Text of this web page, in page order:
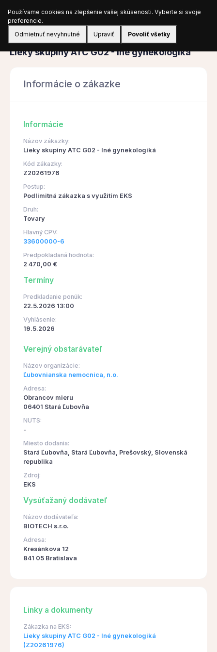
Prihlásiť sa
Obstarávanie
Lieky skupiny ATC G02 - Iné gynekologiká
Informácie o zákazke
Informácie
Názov zákazky:
Lieky skupiny ATC G02 - Iné gynekologiká
Kód zákazky:
Z20261976
Postup:
Podlimitná zákazka s využitím EKS
Druh:
Tovary
Hlavný CPV:
33600000-6
Predpokladaná hodnota:
2 470,00 €
Termíny
Predkladanie ponúk:
22.5.2026 13:00
Vyhlásenie:
19.5.2026
Verejný obstarávateľ
Názov organizácie:
Ľubovnianska nemocnica, n.o.
Adresa:
Obrancov mieru
06401 Stará Ľubovňa
NUTS:
-
Miesto dodania:
Stará Ľubovňa, Stará Ľubovňa, Prešovský, Slovenská
republika
Zdroj:
EKS
Vysúťažaný dodávateľ
Názov dodávateľa:
BIOTECH s.r.o.
Adresa:
Kresánkova 12
841 05 Bratislava
Linky a dokumenty
Zákazka na EKS:
Lieky skupiny ATC G02 - Iné gynekologiká
(Z20261976)
Používame cookies na zlepšenie vašej skúsenosti. Vyberte si svoje
preferencie.
Odmietnuť nevyhnutné
Upraviť Povoliť všetky